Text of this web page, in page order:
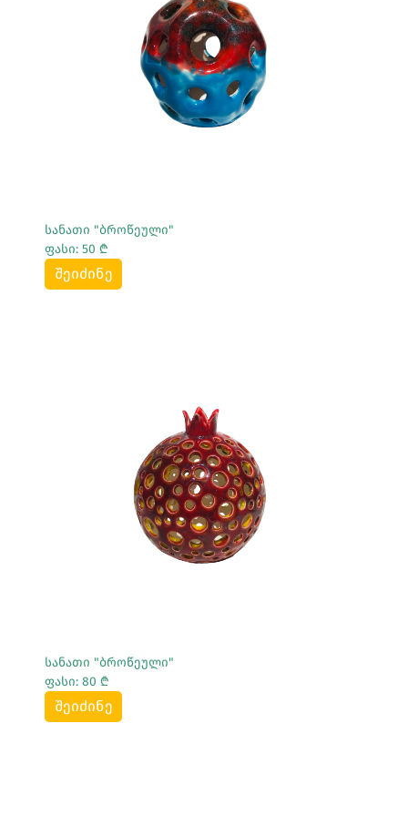
Სრულად Ნახვა
სანათი "ბროწეული"
ფასი: 50 ₾
შეიძინე
Სრულად Ნახვა
სანათი "ბროწეული"
ფასი: 80 ₾
შეიძინე